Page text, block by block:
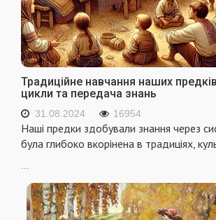
Традиційне навчання наших
цикли та передача знань
31.08.2024 16954
Наші предки здобували знання через
була глибоко вкорінена в традиціях,
...